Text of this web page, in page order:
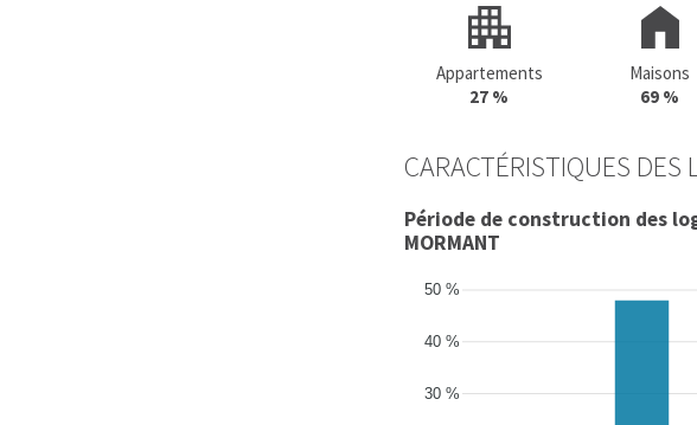
Appartements
27 %
Maisons
69 %
CARACTÉRISTIQUES
Période de construction des
MORMANT
50 %
40 %
30 %